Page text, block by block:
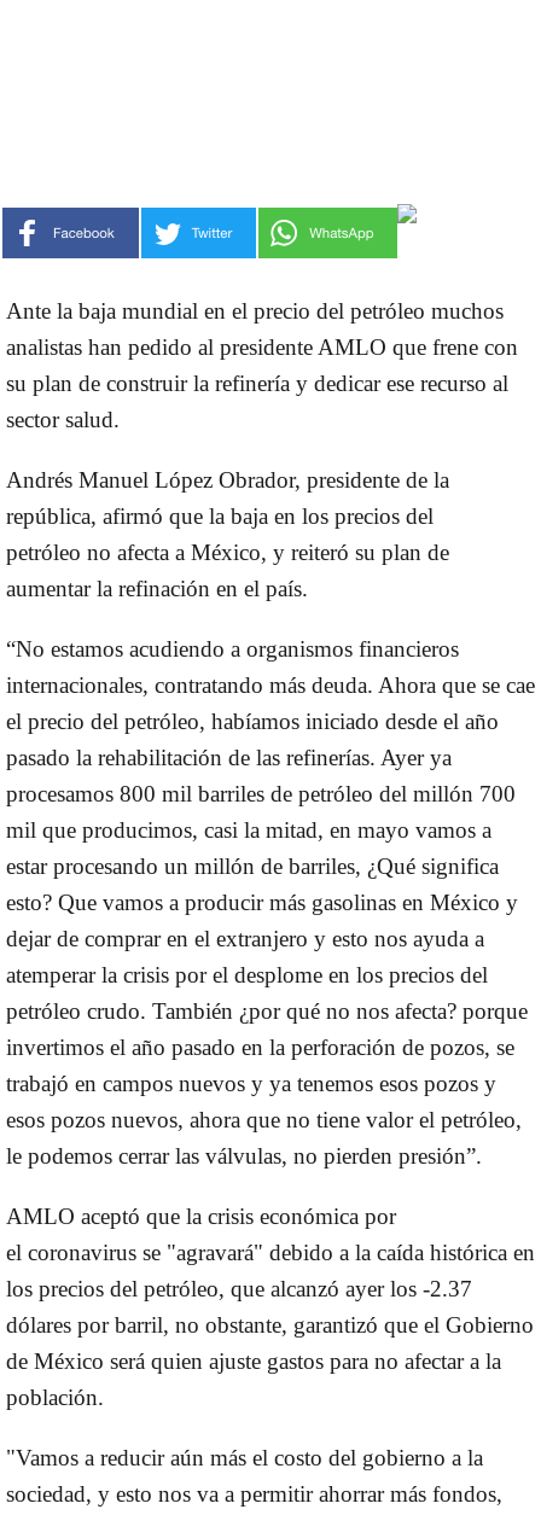
Ante la baja mundial en el precio del petróleo muchos
analistas han pedido al presidente AMLO que frene con
su plan de construir la refinería y dedicar ese recurso al
sector salud.
Andrés Manuel López Obrador, presidente de la
república, afirmó que la baja en los precios del
petróleo no afecta a México, y reiteró su plan de
aumentar la refinación en el país.
“No estamos acudiendo a organismos financieros
internacionales, contratando más deuda. Ahora que se cae
el precio del petróleo, habíamos iniciado desde el año
pasado la rehabilitación de las refinerías. Ayer ya
procesamos 800 mil barriles de petróleo del millón 700
mil que producimos, casi la mitad, en mayo vamos a
estar procesando un millón de barriles, ¿Qué significa
esto? Que vamos a producir más gasolinas en México y
dejar de comprar en el extranjero y esto nos ayuda a
atemperar la crisis por el desplome en los precios del
petróleo crudo. También ¿por qué no nos afecta? porque
invertimos el año pasado en la perforación de pozos, se
trabajó en campos nuevos y ya tenemos esos pozos y
esos pozos nuevos, ahora que no tiene valor el petróleo,
le podemos cerrar las válvulas, no pierden presión”.
AMLO aceptó que la crisis económica por
el coronavirus se "agravará" debido a la caída histórica en
los precios del petróleo, que alcanzó ayer los -2.37
dólares por barril, no obstante, garantizó que el Gobierno
de México será quien ajuste gastos para no afectar a la
población.
"Vamos a reducir aún más el costo del gobierno a la
sociedad, y esto nos va a permitir ahorrar más fondos,